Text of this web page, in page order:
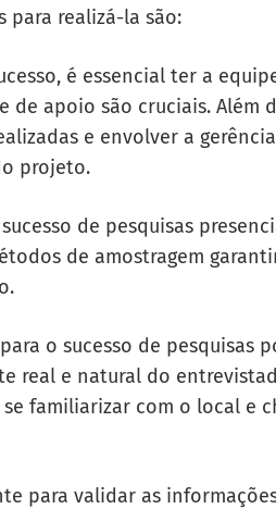
para realizá-la são:
é essencial ter a
de apoio são cruciais. Além
e envolver a
projeto.
sucesso de pesquisas
de amostragem
o sucesso de pesquisas
real e natural do
familiarizar com o local e
para validar as